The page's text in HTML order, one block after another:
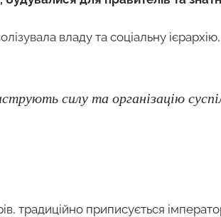
владу та соціальну
силу та організацію
приписується